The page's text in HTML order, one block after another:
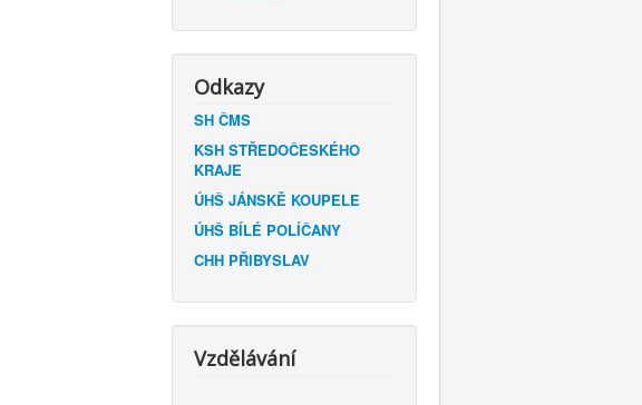
Odkazy
SH ČMS
KSH STŘEDOČESKÉHO
KRAJE
ÚHŠ JÁNSKĚ KOUPELE
ÚHŠ BÍLÉ POLÍČANY
CHH PŘIBYSLAV
Vzdělávání